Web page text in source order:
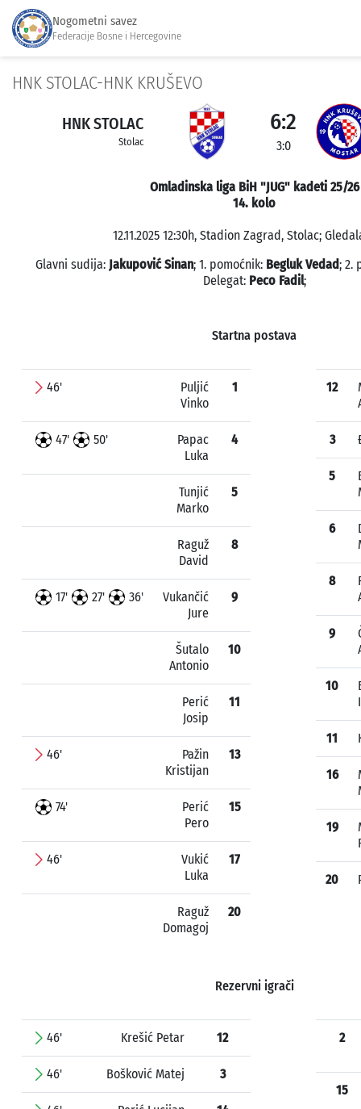
Nogometni savez
Federacije Bosne i Hercegovine
HNK STOLAC-HNK KRUŠEVO
HNK STOLAC
Stolac
6:2
3:0
Omladinska liga BiH "JUG" kadeti 25/26
14. kolo
12.11.2025 12:30h, Stadion Zagrad, Stolac;
Glavni sudija: Jakupović Sinan; 1. pomoćnik: Begluk Vedad; 2.
Delegat: Peco Fadil;
Startna postava
46'
Puljić
Vinko
1
47' 50'
Papac
Luka
4
Tunjić
Marko
5
Raguž
David
8
17' 27' 36'
Vukančić
Jure
9
Šutalo
Antonio
10
Perić
Josip
11
46'
Pažin
Kristijan
13
74'
Perić
Pero
15
46'
Vukić
Luka
17
Raguž
Domagoj
20
12
3
5
6
8
9
10
11
16
19
20
Rezervni igrači
46' Krešić Petar 12
46' Bošković Matej 3
2
15